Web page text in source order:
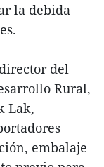
la debida
del
Rural,
Lak,
embalaje